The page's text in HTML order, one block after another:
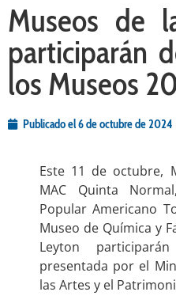
Museos de
participarán
los Museos
Publicado el6 de octubre de 2024
Este 11 de octubre,
MAC Quinta
Popular Americano
Museo de Química y
Leyton
presentada por el
las Artes y el